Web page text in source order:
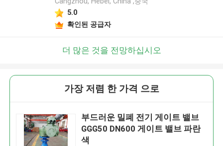
5.0
확인된 공급자
더 많은 것을 전망하십시오
가장 저렴 한 가격 으로
부드러운 밀폐 전기 게이트 밸브
GGG50 DN600 게이트 밸브 파란
색